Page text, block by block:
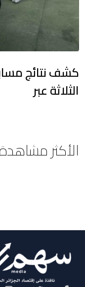
الثلاثة عبر
الأكثر مشاهدة